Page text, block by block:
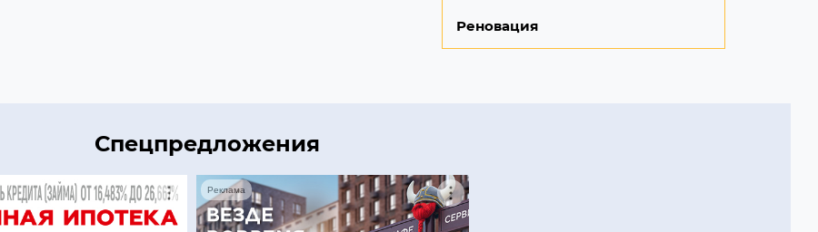
Реновация
Спецпредложения
Реклама